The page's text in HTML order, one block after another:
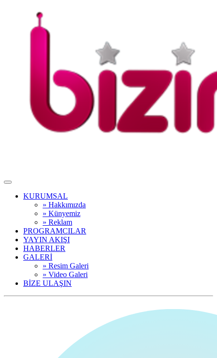
KURUMSAL
» Hakkımızda
» Künyemiz
» Reklam
PROGRAMCILAR
YAYIN AKIŞI
HABERLER
GALERİ
» Resim Galeri
» Video Galeri
BİZE ULAŞIN